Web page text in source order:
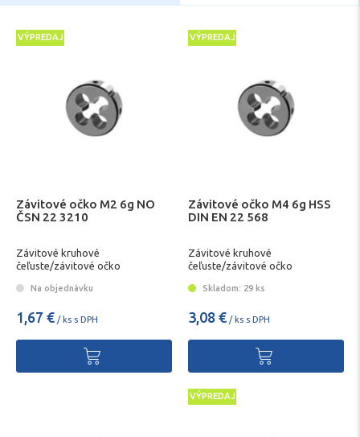
VÝPREDAJ
Závitové očko M2 6g NO
ČSN 22 3210
Závitové kruhové
čeľuste/závitové očko
Na objednávku
1,67 € / ks s DPH
VÝPREDAJ
Závitové očko M4 6g HSS
DIN EN 22 568
Závitové kruhové
čeľuste/závitové očko
Skladom: 29 ks
3,08 € / ks s DPH
VÝPREDAJ